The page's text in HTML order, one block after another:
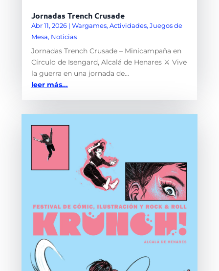
Jornadas Trench Crusade
Abr 11, 2026| Wargames, Actividades, Juegos de
Mesa, Noticias
Jornadas Trench Crusade – Minicampaña en
Círculo de Isengard, Alcalá de Henares ⚔️ Vive
la guerra en una jornada de...
leer más...